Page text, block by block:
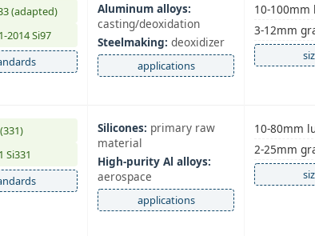
(adapted)
2014 Si97
Aluminum alloys:
casting/deoxidation
Steelmaking: deoxidizer
applications
10-100mm
3-12mm
Si331
Silicones: primary raw
material
High-purity Al alloys:
aerospace
applications
10-80mm
2-25mm